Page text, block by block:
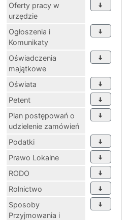
Oferty pracy w
urzędzie
Ogłoszenia i
Komunikaty
Oświadczenia
majątkowe
Oświata
Petent
Plan postępowań o
udzielenie zamówień
Podatki
Prawo Lokalne
RODO
Rolnictwo
Sposoby
Przyjmowania i